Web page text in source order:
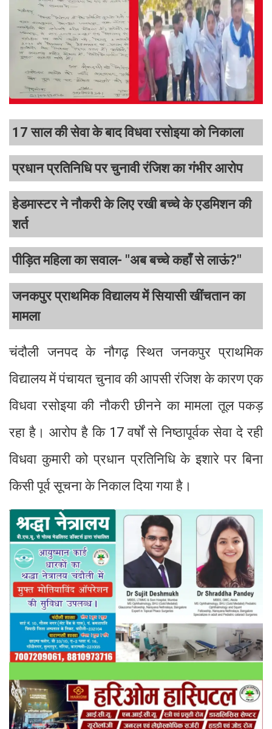
17 साल की सेवा के बाद विधवा रसोइया को निकाला
प्रधान प्रतिनिधि पर चुनावी रंजिश का गंभीर आरोप
हेडमास्टर ने नौकरी के लिए रखी बच्चे के एडमिशन की
शर्त
पीड़ित महिला का सवाल- "अब बच्चे कहाँ से लाऊं?"
जनकपुर प्राथमिक विद्यालय में सियासी खींचतान का
मामला
चंदौली जनपद के नौगढ़ स्थित जनकपुर प्राथमिक
विद्यालय में पंचायत चुनाव की आपसी रंजिश के कारण एक
विधवा रसोइया की नौकरी छीनने का मामला तूल पकड़
रहा है। आरोप है कि 17 वर्षों से निष्ठापूर्वक सेवा दे रही
विधवा कुमारी को प्रधान प्रतिनिधि के इशारे पर बिना
किसी पूर्व सूचना के निकाल दिया गया है।